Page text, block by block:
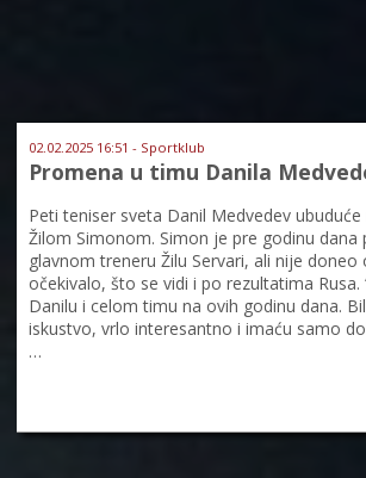
02.02.2025 16:51 - Sportklub
Promena u timu Danila
Peti teniser sveta Danil Medvedev
Žilom Simonom. Simon je pre godinu dana
glavnom treneru Žilu Servari, ali nije doneo
očekivalo, što se vidi i po rezultatima Rusa.
Danilu i celom timu na ovih godinu dana.
iskustvo, vrlo interesantno i imaću samo
…